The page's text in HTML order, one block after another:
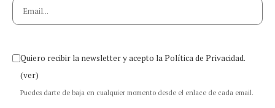
Quiero recibir la newsletter y acepto la Política de Privacidad.
(ver)
Puedes darte de baja en cualquier momento desde el enlace de cada email.